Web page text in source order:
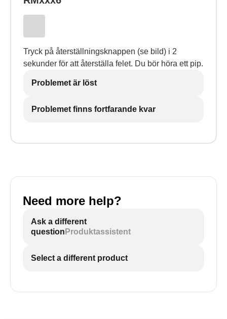
Tryck på återställningsknappen (se bild) i 2
sekunder för att återställa felet. Du bör höra ett pip.
Problemet är löst
Problemet finns fortfarande kvar
Need more help?
Ask a different
question Produktassistent
Select a different product